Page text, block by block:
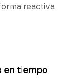
reactiva
en tiempo